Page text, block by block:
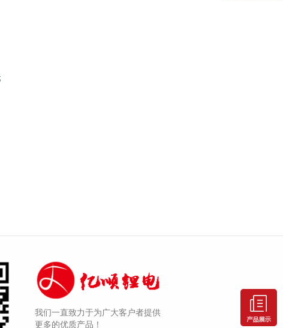
我们一直致力于为广大客户者提供
更多的优质产品！